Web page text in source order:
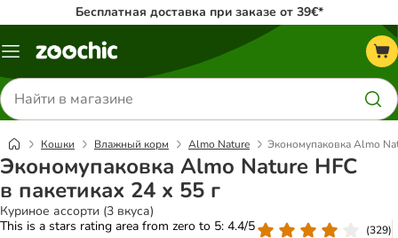
Бесплатная доставка при заказе от 39€*
Каталог
Поиск
товаров
Кошки Влажный корм Almo Nature Экономупаковка Almo
Экономупаковка Almo Nature HFC
в пакетиках 24 x 55 г
Куриное ассорти (3 вкуса)
This is a stars rating area from zero to 5: 4.4/5
(329)